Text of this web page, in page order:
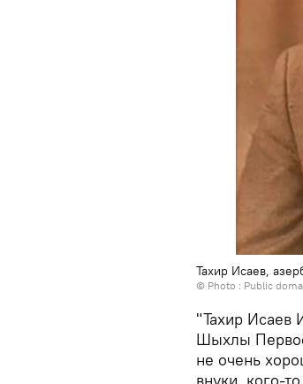
Тахир Исаев,
© Photo : Public
"Тахир Исаев
Шыхлы
не очень